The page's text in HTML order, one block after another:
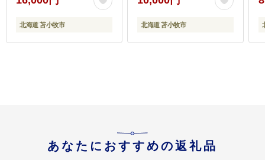
北海道 苫小牧市 北海道 苫小牧市
あなたにおすすめの返礼品